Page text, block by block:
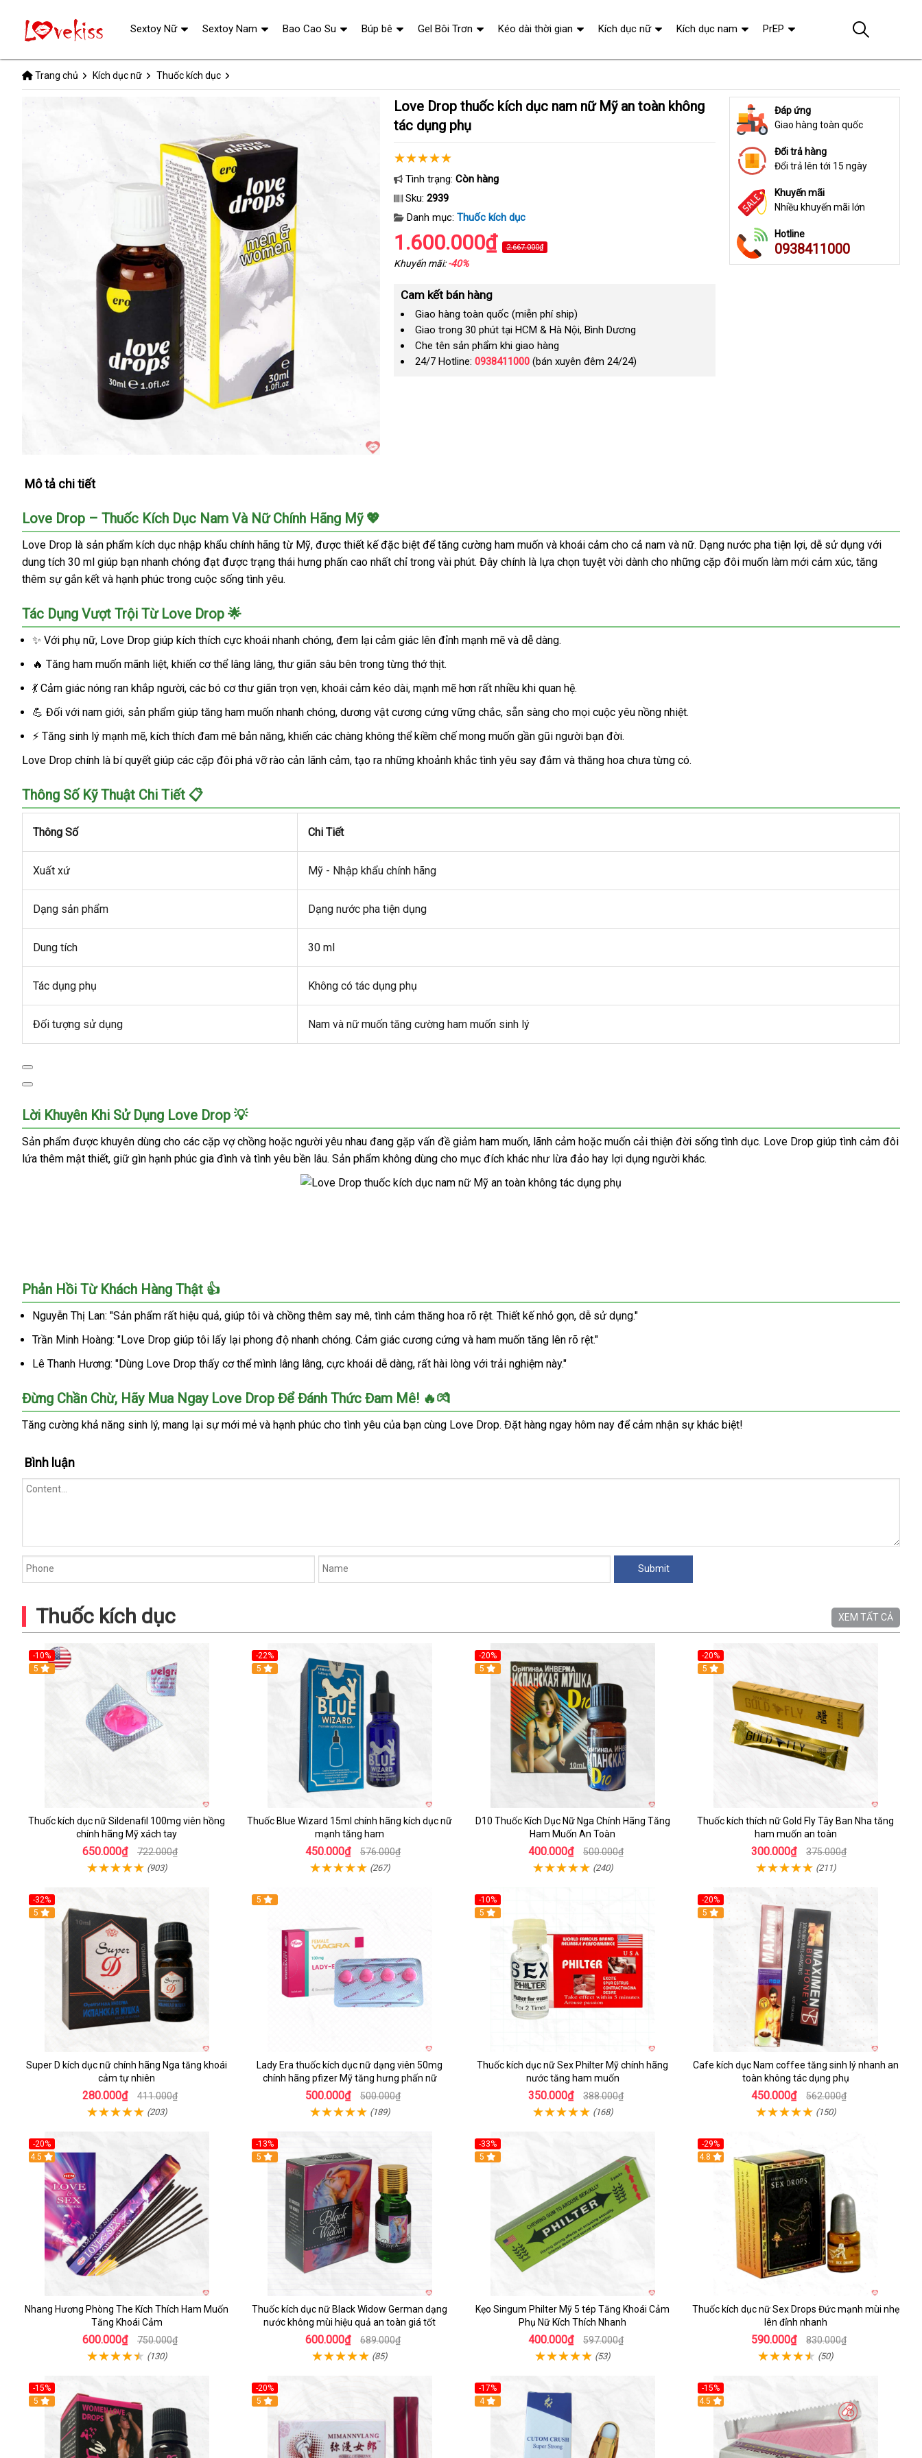
Trang chủ Kích dục nữ Thuốc kích dục
Love Drop thuốc kích dục nam nữ Mỹ an toàn không
tác dụng phụ
Tình trạng: Còn hàng
Sku: 2939
Danh mục: Thuốc kích dục
1.600.000₫ 2.667.000₫
Khuyến mãi:-40%
Cam kết bán hàng
Giao hàng toàn quốc (miễn phí ship)
Giao trong 30 phút tại HCM & Hà Nội, Bình Dương
Che tên sản phẩm khi giao hàng
24/7 Hotline: 0938411000(bán xuyên đêm 24/24)
Đáp ứng
Giao hàng toàn quốc
Đổi trả hàng
Đổi trả lên tới 15 ngày
Khuyến mãi
Nhiều khuyến mãi lớn
Hotline
0938411000
Mô tả chi tiết
Love Drop – Thuốc Kích Dục Nam Và Nữ Chính Hãng Mỹ 💖
Love Drop là sản phẩm kích dục nhập khẩu chính hãng từ Mỹ, được thiết kế đặc biệt để tăng cường ham muốn và khoái cảm cho cả nam và nữ. Dạng nước pha tiện lợi, dễ sử dụng với
dung tích 30 ml giúp bạn nhanh chóng đạt được trạng thái hưng phấn cao nhất chỉ trong vài phút. Đây chính là lựa chọn tuyệt vời dành cho những cặp đôi muốn làm mới cảm xúc, tăng
thêm sự gắn kết và hạnh phúc trong cuộc sống tình yêu.
Tác Dụng Vượt Trội Từ Love Drop 🌟
✨ Với phụ nữ, Love Drop giúp kích thích cực khoái nhanh chóng, đem lại cảm giác lên đỉnh mạnh mẽ và dễ dàng.
🔥 Tăng ham muốn mãnh liệt, khiến cơ thể lâng lâng, thư giãn sâu bên trong từng thớ thịt.
💃 Cảm giác nóng ran khắp người, các bó cơ thư giãn trọn vẹn, khoái cảm kéo dài, mạnh mẽ hơn rất nhiều khi quan hệ.
💪 Đối với nam giới, sản phẩm giúp tăng ham muốn nhanh chóng, dương vật cương cứng vững chắc, sẵn sàng cho mọi cuộc yêu nồng nhiệt.
⚡ Tăng sinh lý mạnh mẽ, kích thích đam mê bản năng, khiến các chàng không thể kiềm chế mong muốn gần gũi người bạn đời.
Love Drop chính là bí quyết giúp các cặp đôi phá vỡ rào cản lãnh cảm, tạo ra những khoảnh khắc tình yêu say đắm và thăng hoa chưa từng có.
Thông Số Kỹ Thuật Chi Tiết 📋
Thông Số Chi Tiết
Xuất xứ Mỹ - Nhập khẩu chính hãng
Dạng sản phẩm Dạng nước pha tiện dụng
Dung tích 30 ml
Tác dụng phụ Không có tác dụng phụ
Đối tượng sử dụng Nam và nữ muốn tăng cường ham muốn sinh lý
Lời Khuyên Khi Sử Dụng Love Drop 💡
Sản phẩm được khuyên dùng cho các cặp vợ chồng hoặc người yêu nhau đang gặp vấn đề giảm ham muốn, lãnh cảm hoặc muốn cải thiện đời sống tình dục. Love Drop giúp tình cảm đôi
lứa thêm mật thiết, giữ gìn hạnh phúc gia đình và tình yêu bền lâu. Sản phẩm không dùng cho mục đích khác như lừa đảo hay lợi dụng người khác.
nam
nữ
Mỹ
an
toàn
không
dụng
phụ
Phản Hồi Từ Khách Hàng Thật 👍
Nguyễn Thị Lan: "Sản phẩm rất hiệu quả, giúp tôi và chồng thêm say mê, tình cảm thăng hoa rõ rệt. Thiết kế nhỏ gọn, dễ sử dụng."
Trần Minh Hoàng: "Love Drop giúp tôi lấy lại phong độ nhanh chóng. Cảm giác cương cứng và ham muốn tăng lên rõ rệt."
Lê Thanh Hương: "Dùng Love Drop thấy cơ thể mình lâng lâng, cực khoái dễ dàng, rất hài lòng với trải nghiệm này."
Đừng Chần Chừ, Hãy Mua Ngay Love Drop Để Đánh Thức Đam Mê! 🔥💏
Tăng cường khả năng sinh lý, mang lại sự mới mẻ và hạnh phúc cho tình yêu của bạn cùng Love Drop. Đặt hàng ngay hôm nay để cảm nhận sự khác biệt!
Bình luận
Thuốc kích dục XEM TẤT CẢ
-10%
5
Thuốc kích dục nữ Sildenafil 100mg viên hồng
chính hãng Mỹ xách tay
650.000₫ 722.000₫
(903)
-22%
Hot
5
Thuốc Blue Wizard 15ml chính hãng kích dục nữ
mạnh tăng ham
450.000₫ 576.000₫
(267)
-20%
5
D10 Thuốc Kích Dục Nữ Nga Chính Hãng Tăng
Ham Muốn An Toàn
400.000₫ 500.000₫
(240)
-20%
5
Thuốc kích thích nữ Gold Fly Tây Ban Nha tăng
ham muốn an toàn
300.000₫ 375.000₫
(211)
-32%
5
Super D kích dục nữ chính hãng Nga tăng khoái
cảm tự nhiên
280.000₫ 411.000₫
(203)
5
Lady Era thuốc kích dục nữ dạng viên 50mg
chính hãng pfizer Mỹ tăng hưng phấn nữ
500.000₫ 500.000₫
(189)
-10%
5
Thuốc kích dục nữ Sex Philter Mỹ chính hãng
nước tăng ham muốn
350.000₫ 388.000₫
(168)
-20%
5
Cafe kích dục Nam coffee tăng sinh lý nhanh an
toàn không tác dụng phụ
450.000₫ 562.000₫
(150)
-20%
4.5
Nhang Hương Phòng The Kích Thích Ham Muốn
Tăng Khoái Cảm
600.000₫ 750.000₫
(130)
-13%
5
Thuốc kích dục nữ Black Widow German dạng
nước không mùi hiệu quả an toàn giá tốt
600.000₫ 689.000₫
(85)
-33%
5
Kẹo Singum Philter Mỹ 5 tép Tăng Khoái Cảm
Phụ Nữ Kích Thích Nhanh
400.000₫ 597.000₫
(53)
-29%
Hot
4.8
Thuốc kích dục nữ Sex Drops Đức mạnh mùi nhẹ
lên đỉnh nhanh
590.000₫ 830.000₫
(50)
-15%
Hot
5
-20%
5
-17%
4
-15%
4.5
Sextoy Nữ Sextoy Nam Bao Cao Su Búp bê Gel Bôi Trơn Kéo dài thời gian Kích dục nữ Kích dục nam PrEP